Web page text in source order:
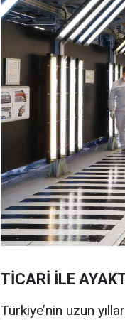
TİCARİ İLE
Türkiye’nin uzun